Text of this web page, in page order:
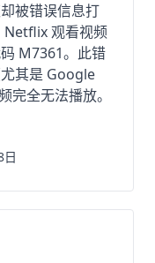
被错误信息打
Netflix 观看视频
M7361。此错
其是 Google
完全无法播放。